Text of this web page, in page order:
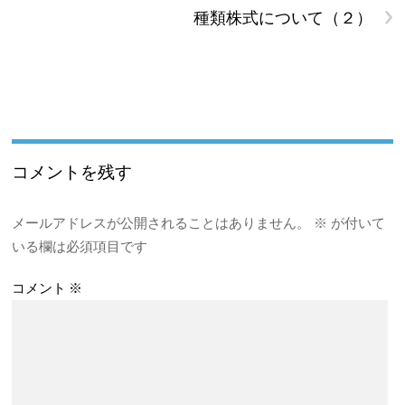
›
種類株式について（２）
コメントを残す
メールアドレスが公開されることはありません。 ※ が付いて
いる欄は必須項目です
コメント ※